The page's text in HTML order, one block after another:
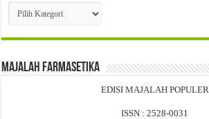
Cari
Per
Majalah Farmasetika
EDISI MAJALAH POPULER
ISSN : 2528-0031